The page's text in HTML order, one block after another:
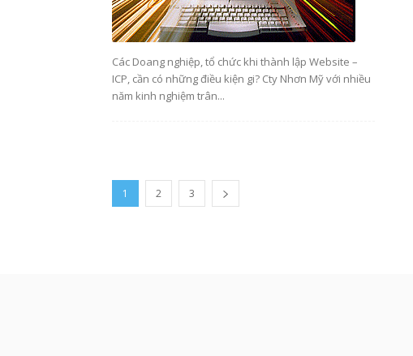
Các Doang nghiệp, tổ chức khi thành lập Website –
ICP, cần có những điều kiện gi? Cty Nhơn Mỹ với nhiều
năm kinh nghiệm trân...
1 2 3